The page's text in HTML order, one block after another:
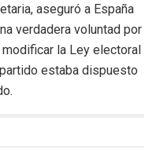
aseguró a España
verdadera voluntad por
la Ley electoral
estaba dispuesto